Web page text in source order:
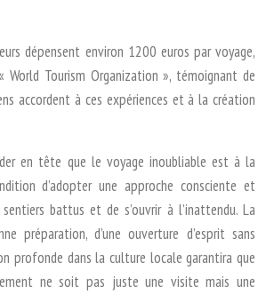
dépensent environ 1200 euros par voyage,
World Tourism Organization », témoignant de
accordent à ces expériences et à la création
en tête que le voyage inoubliable est à la
d’adopter une approche consciente et
battus et de s’ouvrir à l’inattendu. La
préparation, d’une ouverture d’esprit sans
profonde dans la culture locale garantira que
ne soit pas juste une visite mais une